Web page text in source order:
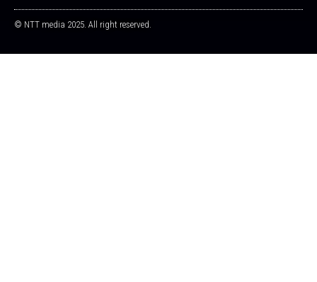
© NTT media 2025. All right reserved.